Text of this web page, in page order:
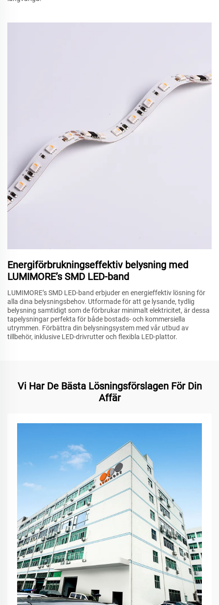
Energiförbrukningseffektiv belysning med
LUMIMORE’s SMD LED-band
LUMIMORE’s SMD LED-band erbjuder en energieffektiv lösning för
alla dina belysningsbehov. Utformade för att ge lysande, tydlig
belysning samtidigt som de förbrukar minimalt elektricitet, är dessa
tapelysningar perfekta för både bostads- och kommersiella
utrymmen. Förbättra din belysningsystem med vår utbud av
tillbehör, inklusive LED-drivrutter och flexibla LED-plattor.
Vi Har De Bästa Lösningsförslagen För Din
Affär